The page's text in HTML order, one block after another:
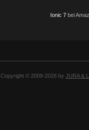
Ionic 7 bei
Copyright © 2009-2026 by JURA &